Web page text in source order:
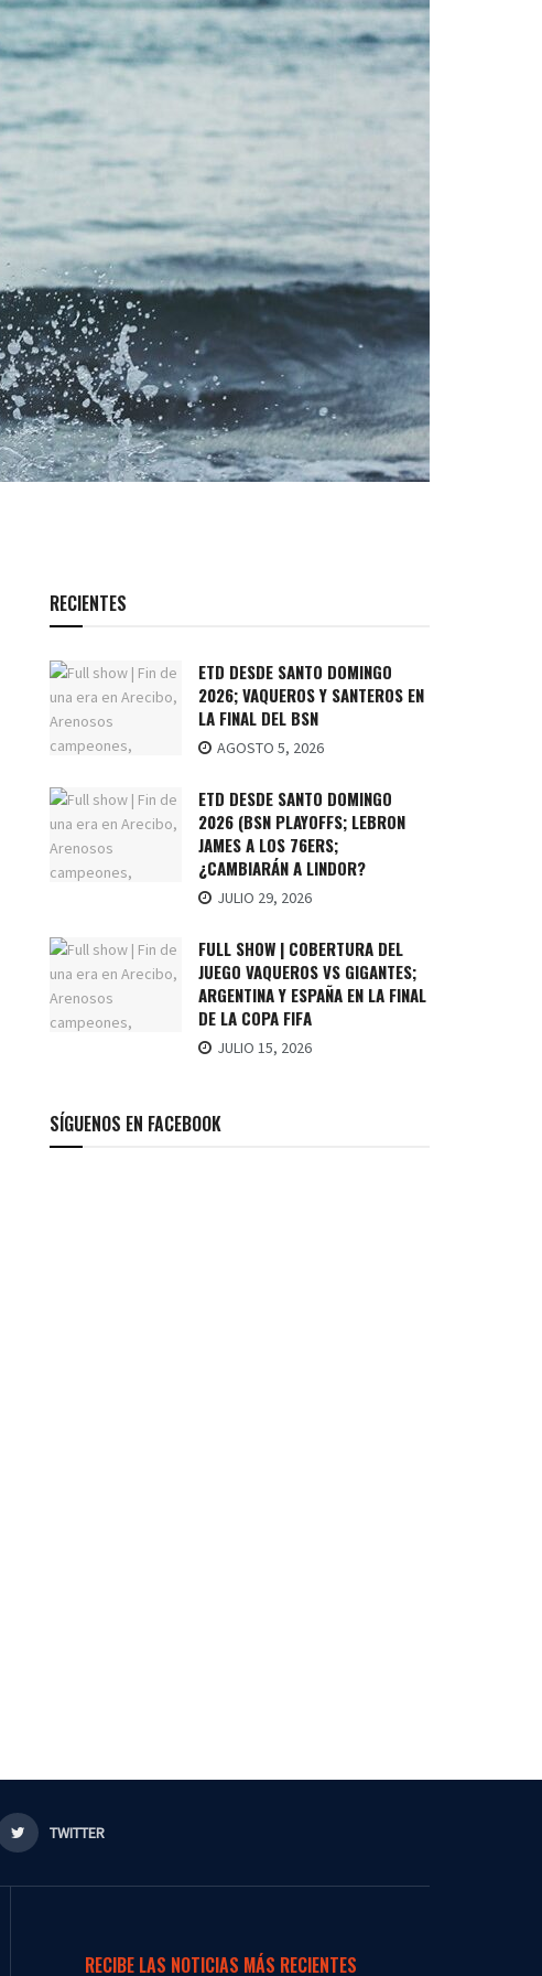
RECIENTES
ETD DESDE SANTO DOMINGO
2026; VAQUEROS Y SANTEROS EN
LA FINAL DEL BSN
AGOSTO 5, 2026
ETD DESDE SANTO DOMINGO
2026 (BSN PLAYOFFS; LEBRON
JAMES A LOS 76ERS;
¿CAMBIARÁN A LINDOR?
JULIO 29, 2026
FULL SHOW | COBERTURA DEL
JUEGO VAQUEROS VS GIGANTES;
ARGENTINA Y ESPAÑA EN LA FINAL
DE LA COPA FIFA
JULIO 15, 2026
SÍGUENOS EN FACEBOOK
TWITTER
RECIBE LAS NOTICIAS MÁS RECIENTES